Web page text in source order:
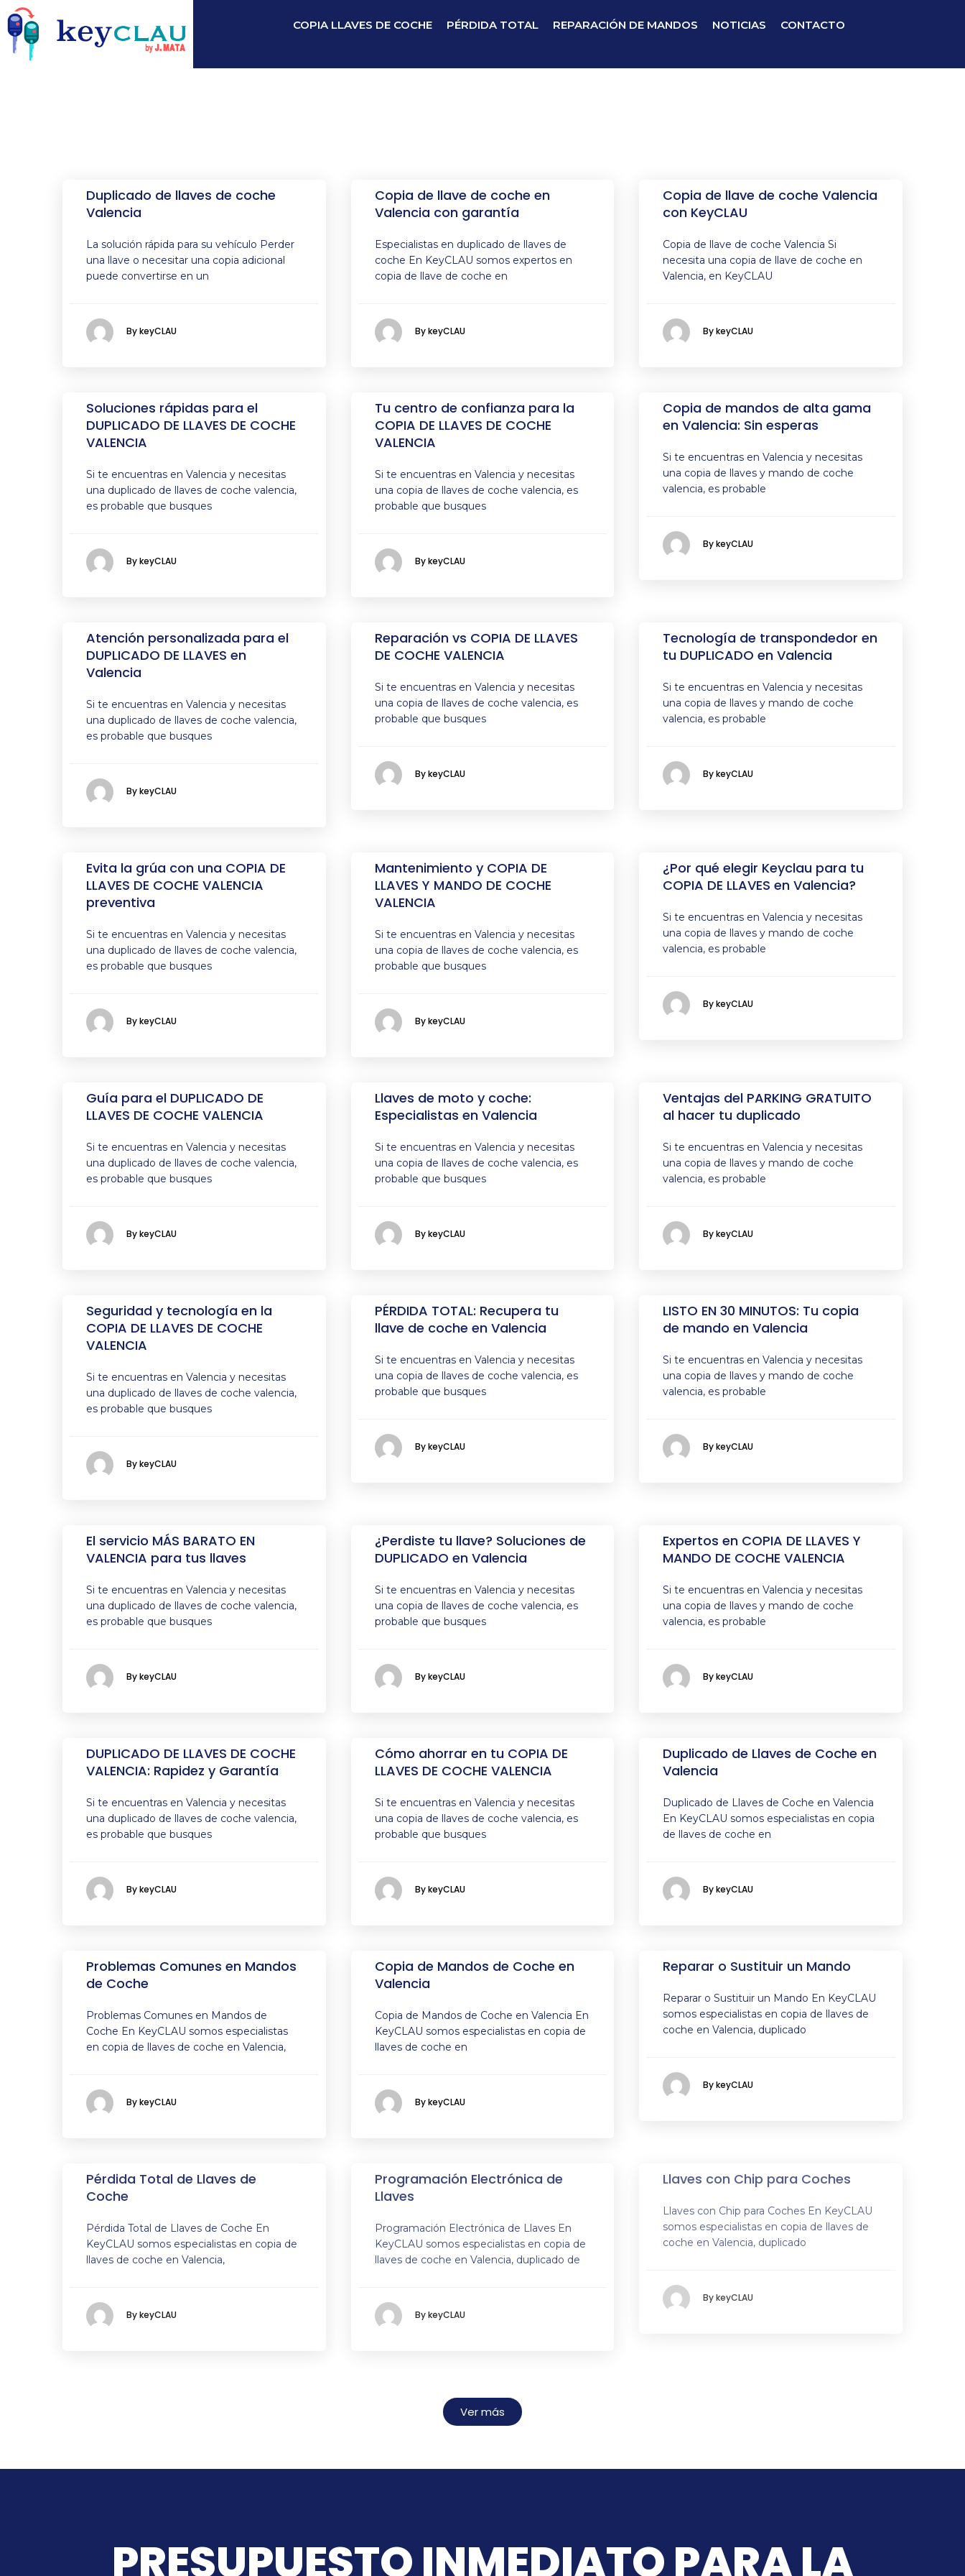
COPIA LLAVES DE COCHE PÉRDIDA TOTAL REPARACIÓN DE MANDOS NOTICIAS CONTACTO
Duplicado de llaves de coche
Valencia
La solución rápida para su vehículo Perder
una llave o necesitar una copia adicional
puede convertirse en un
By keyCLAU
Copia de llave de coche en
Valencia con garantía
Especialistas en duplicado de llaves de
coche En KeyCLAU somos expertos en
copia de llave de coche en
By keyCLAU
Copia de llave de coche Valencia
con KeyCLAU
Copia de llave de coche Valencia Si
necesita una copia de llave de coche en
Valencia, en KeyCLAU
By keyCLAU
Soluciones rápidas para el
DUPLICADO DE LLAVES DE COCHE
VALENCIA
Si te encuentras en Valencia y necesitas
una duplicado de llaves de coche valencia,
es probable que busques
By keyCLAU
Tu centro de confianza para la
COPIA DE LLAVES DE COCHE
VALENCIA
Si te encuentras en Valencia y necesitas
una copia de llaves de coche valencia, es
probable que busques
By keyCLAU
Copia de mandos de alta gama
en Valencia: Sin esperas
Si te encuentras en Valencia y necesitas
una copia de llaves y mando de coche
valencia, es probable
By keyCLAU
Atención personalizada para el
DUPLICADO DE LLAVES en
Valencia
Si te encuentras en Valencia y necesitas
una duplicado de llaves de coche valencia,
es probable que busques
By keyCLAU
Reparación vs COPIA DE LLAVES
DE COCHE VALENCIA
Si te encuentras en Valencia y necesitas
una copia de llaves de coche valencia, es
probable que busques
By keyCLAU
Tecnología de transpondedor en
tu DUPLICADO en Valencia
Si te encuentras en Valencia y necesitas
una copia de llaves y mando de coche
valencia, es probable
By keyCLAU
Evita la grúa con una COPIA DE
LLAVES DE COCHE VALENCIA
preventiva
Si te encuentras en Valencia y necesitas
una duplicado de llaves de coche valencia,
es probable que busques
By keyCLAU
Mantenimiento y COPIA DE
LLAVES Y MANDO DE COCHE
VALENCIA
Si te encuentras en Valencia y necesitas
una copia de llaves de coche valencia, es
probable que busques
By keyCLAU
¿Por qué elegir Keyclau para tu
COPIA DE LLAVES en Valencia?
Si te encuentras en Valencia y necesitas
una copia de llaves y mando de coche
valencia, es probable
By keyCLAU
Guía para el DUPLICADO DE
LLAVES DE COCHE VALENCIA
Si te encuentras en Valencia y necesitas
una duplicado de llaves de coche valencia,
es probable que busques
By keyCLAU
Llaves de moto y coche:
Especialistas en Valencia
Si te encuentras en Valencia y necesitas
una copia de llaves de coche valencia, es
probable que busques
By keyCLAU
Ventajas del PARKING GRATUITO
al hacer tu duplicado
Si te encuentras en Valencia y necesitas
una copia de llaves y mando de coche
valencia, es probable
By keyCLAU
Seguridad y tecnología en la
COPIA DE LLAVES DE COCHE
VALENCIA
Si te encuentras en Valencia y necesitas
una duplicado de llaves de coche valencia,
es probable que busques
By keyCLAU
PÉRDIDA TOTAL: Recupera tu
llave de coche en Valencia
Si te encuentras en Valencia y necesitas
una copia de llaves de coche valencia, es
probable que busques
By keyCLAU
LISTO EN 30 MINUTOS: Tu copia
de mando en Valencia
Si te encuentras en Valencia y necesitas
una copia de llaves y mando de coche
valencia, es probable
By keyCLAU
El servicio MÁS BARATO EN
VALENCIA para tus llaves
Si te encuentras en Valencia y necesitas
una duplicado de llaves de coche valencia,
es probable que busques
By keyCLAU
¿Perdiste tu llave? Soluciones de
DUPLICADO en Valencia
Si te encuentras en Valencia y necesitas
una copia de llaves de coche valencia, es
probable que busques
By keyCLAU
Expertos en COPIA DE LLAVES Y
MANDO DE COCHE VALENCIA
Si te encuentras en Valencia y necesitas
una copia de llaves y mando de coche
valencia, es probable
By keyCLAU
DUPLICADO DE LLAVES DE COCHE
VALENCIA: Rapidez y Garantía
Si te encuentras en Valencia y necesitas
una duplicado de llaves de coche valencia,
es probable que busques
By keyCLAU
Cómo ahorrar en tu COPIA DE
LLAVES DE COCHE VALENCIA
Si te encuentras en Valencia y necesitas
una copia de llaves de coche valencia, es
probable que busques
By keyCLAU
Duplicado de Llaves de Coche en
Valencia
Duplicado de Llaves de Coche en Valencia
En KeyCLAU somos especialistas en copia
de llaves de coche en
By keyCLAU
Problemas Comunes en Mandos
de Coche
Problemas Comunes en Mandos de
Coche En KeyCLAU somos especialistas
en copia de llaves de coche en Valencia,
By keyCLAU
Copia de Mandos de Coche en
Valencia
Copia de Mandos de Coche en Valencia En
KeyCLAU somos especialistas en copia de
llaves de coche en
By keyCLAU
Reparar o Sustituir un Mando
Reparar o Sustituir un Mando En KeyCLAU
somos especialistas en copia de llaves de
coche en Valencia, duplicado
By keyCLAU
Pérdida Total de Llaves de
Coche
Pérdida Total de Llaves de Coche En
KeyCLAU somos especialistas en copia de
llaves de coche en Valencia,
By keyCLAU
Programación Electrónica de
Llaves
Programación Electrónica de Llaves En
KeyCLAU somos especialistas en copia de
llaves de coche en Valencia, duplicado de
By keyCLAU
Llaves con Chip para Coches
Llaves con Chip para Coches En KeyCLAU
somos especialistas en copia de llaves de
coche en Valencia, duplicado
By keyCLAU
Ver más
PRESUPUESTO INMEDIATO PARA LA